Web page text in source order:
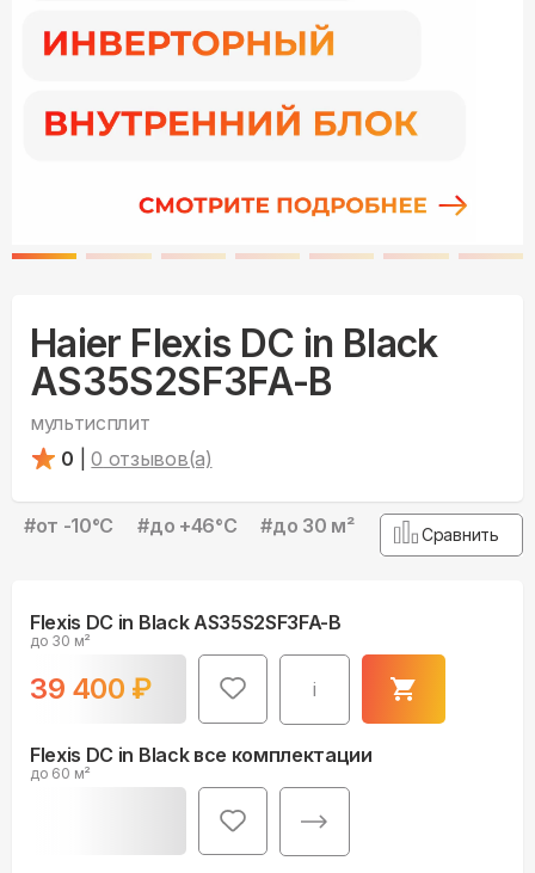
Haier Flexis DC in Black
AS35S2SF3FA-B
мультисплит
0
0 отзывов(а)
#от -10°С #до +46°С #до 30 м² Сравнить
Flexis DC in Black AS35S2SF3FA-B
до 30 м²
39 400 ₽ i
Flexis DC in Black все комплектации
до 60 м²